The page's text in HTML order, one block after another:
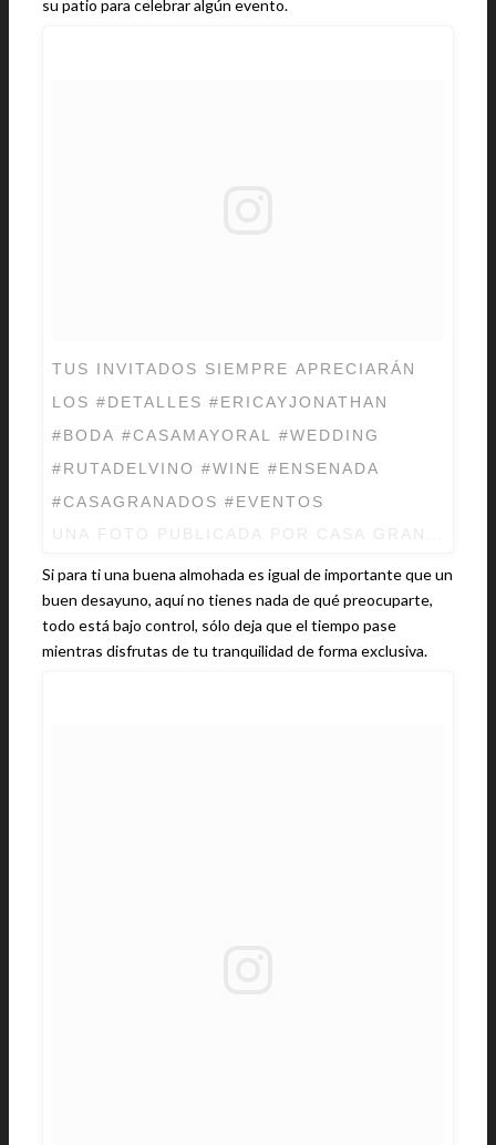
su patio para celebrar algún evento.
TUS INVITADOS SIEMPRE APRECIARÁN
LOS #DETALLES #ERICAYJONATHAN
#BODA #CASAMAYORAL #WEDDING
#RUTADELVINO #WINE #ENSENADA
#CASAGRANADOS #EVENTOS
Si para ti una buena almohada es igual de importante que un
buen desayuno, aquí no tienes nada de qué preocuparte,
todo está bajo control, sólo deja que el tiempo pase
mientras disfrutas de tu tranquilidad de forma exclusiva.